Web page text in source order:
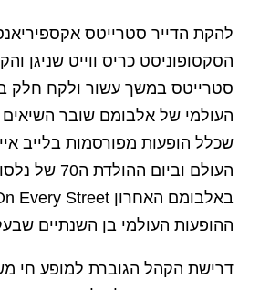
להקת הדייר סטרייטס
הסקסופוניסט כריס ווייט שניגן
סטרייטס במשך עשור ולקח חלק
שכלל הופעות מפורסמות בלייב
העולם וביום
ההופעות העולמי בן השנתיים
דרישת הקהל הגוברת למופע חי